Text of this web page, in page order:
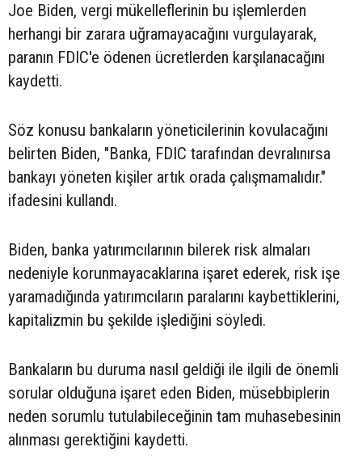
Joe Biden, vergi mükelleflerinin bu işlemlerden
herhangi bir zarara uğramayacağını vurgulayarak,
paranın FDIC'e ödenen ücretlerden karşılanacağını
kaydetti.
Söz konusu bankaların yöneticilerinin kovulacağını
belirten Biden, "Banka, FDIC tarafından devralınırsa
bankayı yöneten kişiler artık orada çalışmamalıdır."
ifadesini kullandı.
Biden, banka yatırımcılarının bilerek risk almaları
nedeniyle korunmayacaklarına işaret ederek, risk işe
yaramadığında yatırımcıların paralarını kaybettiklerini,
kapitalizmin bu şekilde işlediğini söyledi.
Bankaların bu duruma nasıl geldiği ile ilgili de önemli
sorular olduğuna işaret eden Biden, müsebbiplerin
neden sorumlu tutulabileceğinin tam muhasebesinin
alınması gerektiğini kaydetti.